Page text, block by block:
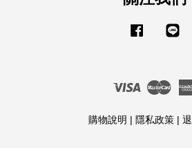
Facebook
Visa
購物說明
隱私政策